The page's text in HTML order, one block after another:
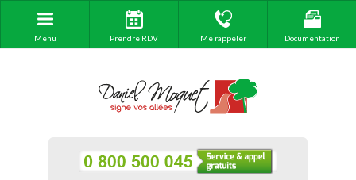
Menu Prendre RDV Me rappeler Documentation